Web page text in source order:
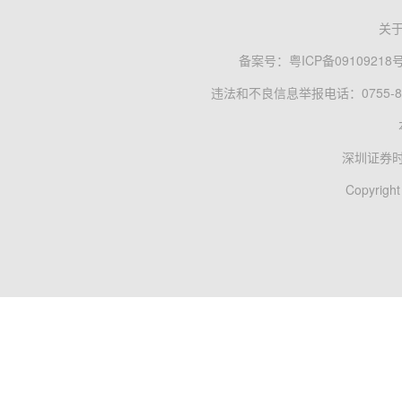
关
备案号： 粤ICP备09109218
违法和不良信息举报电话：0755-
深圳证券